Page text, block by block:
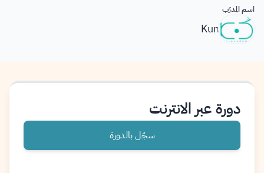
اسم المدرّب
Kun
دورة عبر الانترنت
سجّل بالدورة